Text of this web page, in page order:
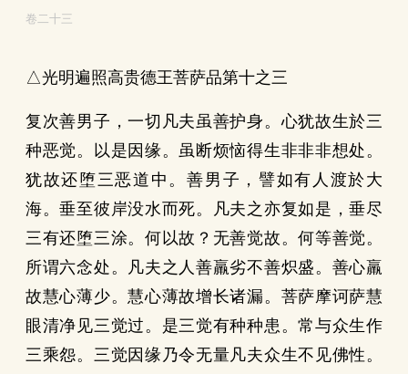
卷二十三
△光明遍照高贵德王菩萨品第十之三
复次善男子，一切凡夫虽善护身。心犹故生於三
种恶觉。以是因缘。虽断烦恼得生非非非想处。
犹故还堕三恶道中。善男子，譬如有人渡於大
海。垂至彼岸没水而死。凡夫之亦复如是，垂尽
三有还堕三涂。何以故？无善觉故。何等善觉。
所谓六念处。凡夫之人善羸劣不善炽盛。善心羸
故慧心薄少。慧心薄故增长诸漏。菩萨摩诃萨慧
眼清净见三觉过。是三觉有种种患。常与众生作
三乘怨。三觉因缘乃令无量凡夫众生不见佛性。